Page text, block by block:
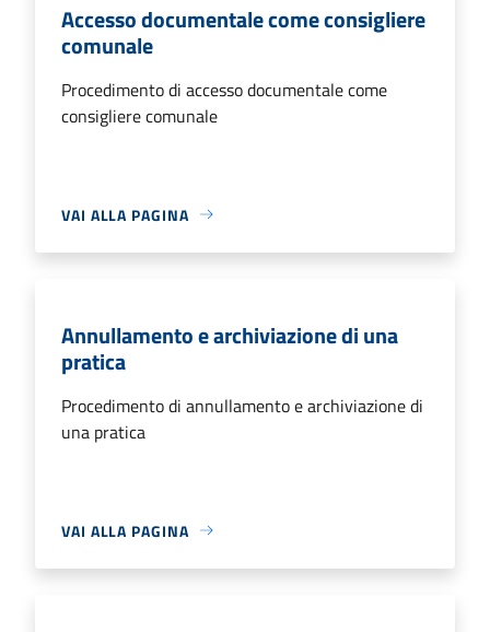
Accesso documentale come consigliere
comunale
Procedimento di accesso documentale come
consigliere comunale
VAI ALLA PAGINA
Annullamento e archiviazione di una
pratica
Procedimento di annullamento e archiviazione di
una pratica
VAI ALLA PAGINA